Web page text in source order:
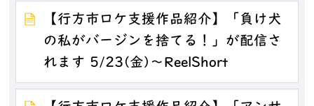
【行方市ロケ支援作品紹介】「負け犬
の私がバージンを捨てる！」が配信さ
れます 5/23(金)～ReelShort